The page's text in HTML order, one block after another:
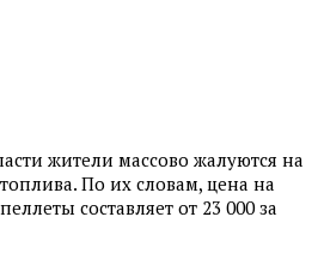
жители массово жалуются на
По их словам, цена на
составляет от 23 000 за